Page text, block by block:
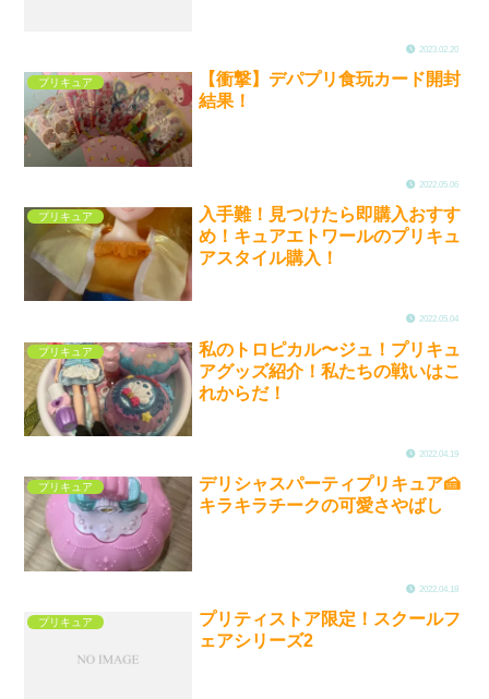
2023.02.20
プリキュア
【衝撃】デパプリ食玩カード開封
結果！
2022.05.06
プリキュア
入手難！見つけたら即購入おすす
め！キュアエトワールのプリキュ
アスタイル購入！
2022.05.04
プリキュア
私のトロピカル〜ジュ！プリキュ
アグッズ紹介！私たちの戦いはこ
れからだ！
2022.04.19
プリキュア
デリシャスパーティプリキュア🍰
キラキラチークの可愛さやばし
2022.04.18
プリキュア
プリティストア限定！スクールフ
ェアシリーズ2